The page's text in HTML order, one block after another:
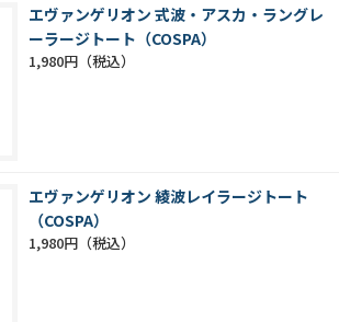
エヴァンゲリオン 式波・アスカ・ラングレ
ーラージトート（COSPA）
1,980円
エヴァンゲリオン 綾波レイラージトート
（COSPA）
1,980円